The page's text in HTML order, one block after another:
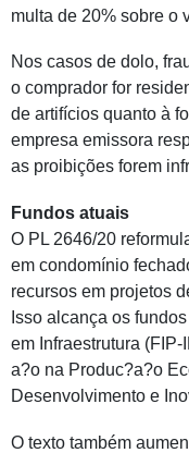
multa de 20% sobre o
Nos casos de dolo,
o comprador for
de artifícios quanto à
empresa emissora
as proibições forem
Fundos atuais
O PL 2646/20
em condomínio
recursos em projetos
Isso alcança os
em Infraestrutura
a?o na Produc?a?o
Desenvolvimento e
O texto também